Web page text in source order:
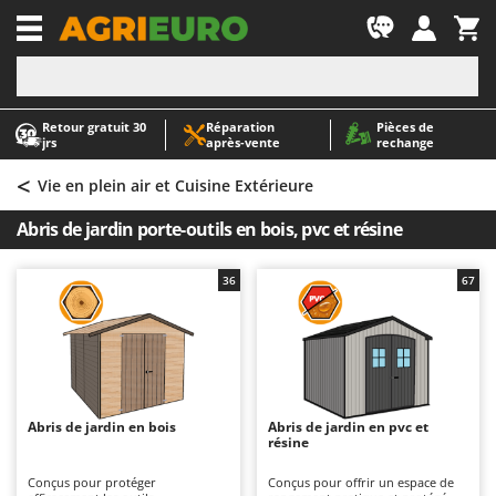
Retour gratuit 30
jrs
Réparation
après‑vente
Pièces de
rechange
-1
A
Abris de jardin
Accessoires pour tracteurs tondeuses autoportés
Aérateurs Scarificateurs pour gazon
Arracheuses de pommes de terre pour tracteur
Aspirateurs - Balais Électriques
Aspirateurs à cendres
Aspirateurs à feuilles sur roues
Aspirateurs de piscine
Aspirateurs Multifonctions
Atomiseurs agricoles pour tracteurs
Atomiseurs pour traitements
A
AgriEuro Premium
AgriEuro TOP-LINE
AGT
Aima
Airmec
AL-KO
ALA 2000
Alce
Ama
< Vie en plein air et Cuisine Extérieure
Abris de jardin porte-outils en bois, pvc et résine
Abris de jardin en bois
Conçus pour protéger
36
Abris de jardin en pvc et
résine
Conçus pour offrir un espace de
67